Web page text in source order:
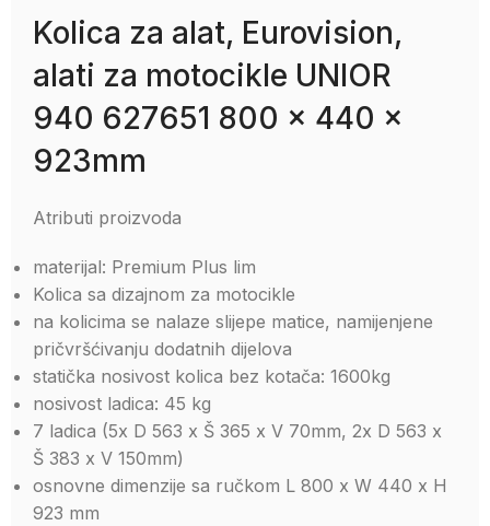
Kolica za alat, Eurovision,
alati za motocikle UNIOR
940 627651 800 x 440 x
923mm
Atributi proizvoda
materijal: Premium Plus lim
Kolica sa dizajnom za motocikle
na kolicima se nalaze slijepe matice, namijenjene
pričvršćivanju dodatnih dijelova
statička nosivost kolica bez kotača: 1600kg
nosivost ladica: 45 kg
7 ladica (5x D 563 x Š 365 x V 70mm, 2x D 563 x
Š 383 x V 150mm)
osnovne dimenzije sa ručkom L 800 x W 440 x H
923 mm